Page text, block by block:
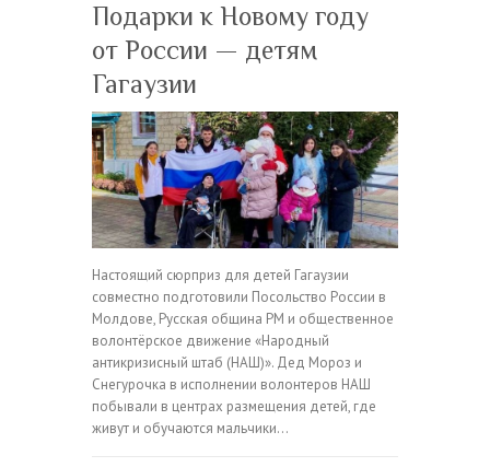
Подарки к Новому году
от России — детям
Гагаузии
Настоящий сюрприз для детей Гагаузии
совместно подготовили Посольство России в
Молдове, Русская община РМ и общественное
волонтёрское движение «Народный
антикризисный штаб (НАШ)». Дед Мороз и
Снегурочка в исполнении волонтеров НАШ
побывали в центрах размещения детей, где
живут и обучаются мальчики…